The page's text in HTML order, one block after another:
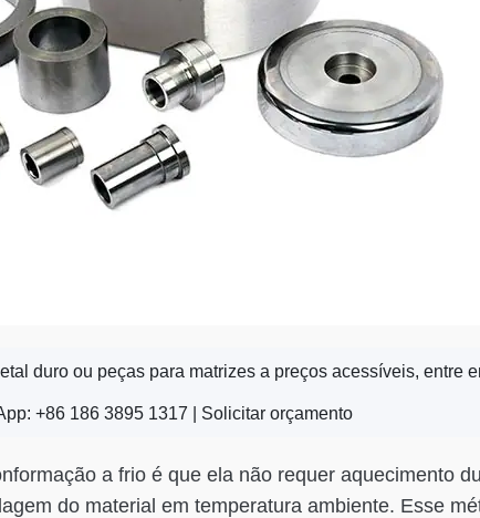
duro ou peças para matrizes a preços acessíveis, entre
+86 186 3895 1317 | Solicitar orçamento
a frio é que ela não requer aquecimento
do material em temperatura ambiente. Esse